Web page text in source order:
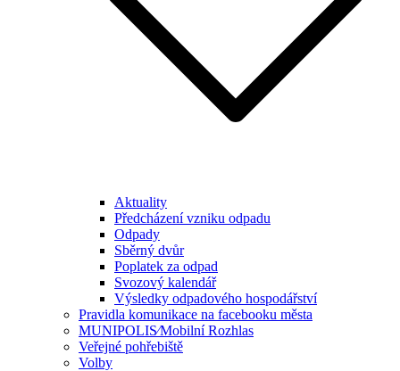
Aktuality
Předcházení vzniku odpadu
Odpady
Sběrný dvůr
Poplatek za odpad
Svozový kalendář
Výsledky odpadového hospodářství
Pravidla komunikace na facebooku města
MUNIPOLIS⁄Mobilní Rozhlas
Veřejné pohřebiště
Volby